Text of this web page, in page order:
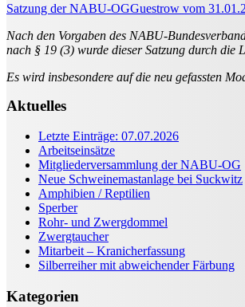
Satzung der NABU-OGGuestrow vom
Nach den Vorgaben des NABU-
nach § 19 (3) wurde dieser Satzung durch die
Es wird insbesondere auf die neu gefassten
Aktuelles
Letzte Einträge: 07.07.2026
Arbeitseinsätze
Mitgliederversammlung der NABU-OG
Neue Schweinemastanlage bei Suckwitz
Amphibien / Reptilien
Sperber
Rohr- und Zwergdommel
Zwergtaucher
Mitarbeit – Kranicherfassung
Silberreiher mit abweichender Färbung
Kategorien